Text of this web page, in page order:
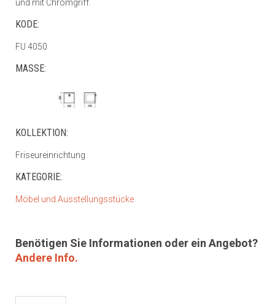
und mit Chromgriff.
KODE:
FU 4050
MASSE:
KOLLEKTION:
Friseureinrichtung
KATEGORIE:
Möbel und Ausstellungsstücke
Benötigen Sie Informationen oder ein Angebot?
Andere Info.